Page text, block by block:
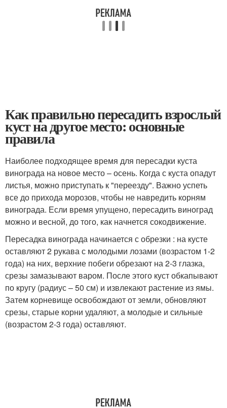
Как правильно пересадить взрослый
куст на другое место: основные
правила
Наиболее подходящее время для пересадки куста
винограда на новое место – осень. Когда с куста опадут
листья, можно приступать к "переезду". Важно успеть
все до прихода морозов, чтобы не навредить корням
винограда. Если время упущено, пересадить виноград
можно и весной, до того, как начнется сокодвижение.
Пересадка винограда начинается с обрезки : на кусте
оставляют 2 рукава с молодыми лозами (возрастом 1-2
года) на них, верхние побеги обрезают на 2-3 глазка,
срезы замазывают варом. После этого куст обкапывают
по кругу (радиус – 50 см) и извлекают растение из ямы.
Затем корневище освобождают от земли, обновляют
срезы, старые корни удаляют, а молодые и сильные
(возрастом 2-3 года) оставляют.